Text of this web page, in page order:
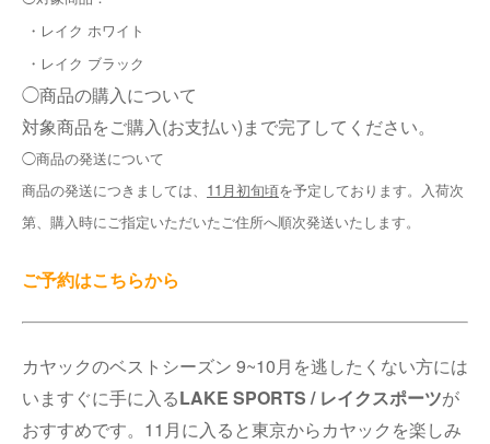
・レイク ホワイト
・レイク ブラック
◯商品の購入について
対象商品をご購入(お支払い)まで完了してください。
◯商品の発送について
商品の発送につきましては、 11月初旬頃を予定しております。入荷次
第、購入時にご指定いただいたご住所へ順次発送いたします。
ご予約はこちらから
カヤックのベストシーズン 9~10月を逃したくない方には
いますぐに手に入るLAKE SPORTS / レイクスポーツが
おすすめです。11月に入ると東京からカヤックを楽しみ